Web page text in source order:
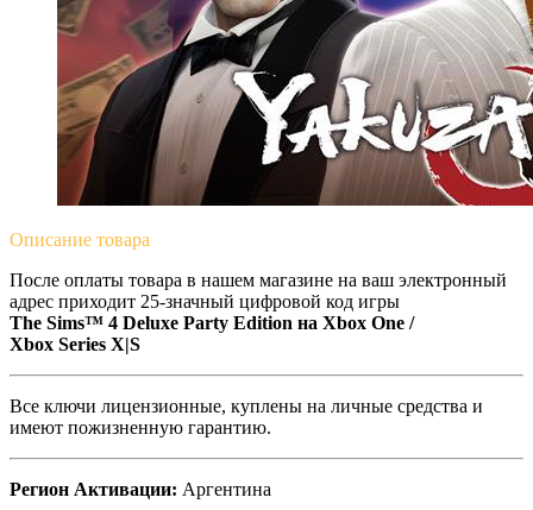
Описание товара
После оплаты товара в нашем магазине на ваш электронный
адрес приходит 25-значный цифровой код игры
The Sims™ 4 Deluxe Party Edition на Xbox One /
Xbox Series X|S
Все ключи лицензионные, куплены на личные средства и
имеют пожизненную гарантию.
Регион Активации: Аргентина